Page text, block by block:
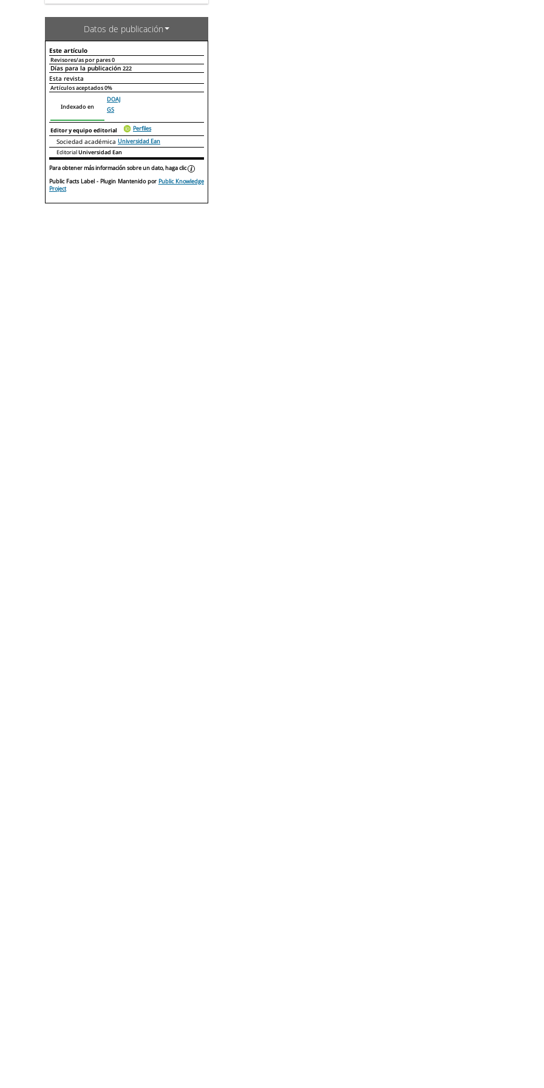
Datos de publicación
Este artículo
Revisores/as por pares0
Días para la publicación 222
Declaraciones de autoría
Esta revista
Artículos aceptados0%
Indexado en
DOAJ
GS
Editor y equipo editorial Perfiles
Sociedad académica Universidad Ean
EditorialUniversidad Ean
Para obtener más información sobre un dato, haga clic
Public Facts Label- Plugin Mantenido por Public Knowledge
Project